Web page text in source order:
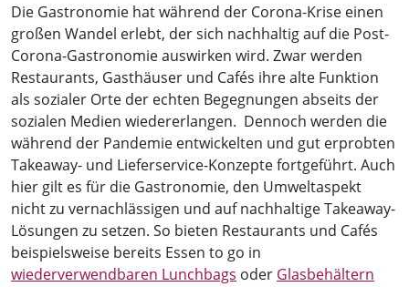
Die Gastronomie hat während der Corona-Krise einen
großen Wandel erlebt, der sich nachhaltig auf die Post-
Corona-Gastronomie auswirken wird. Zwar werden
Restaurants, Gasthäuser und Cafés ihre alte Funktion
als sozialer Orte der echten Begegnungen abseits der
sozialen Medien wiedererlangen. Dennoch werden die
während der Pandemie entwickelten und gut erprobten
Takeaway- und Lieferservice-Konzepte fortgeführt. Auch
hier gilt es für die Gastronomie, den Umweltaspekt
nicht zu vernachlässigen und auf nachhaltige Takeaway-
Lösungen zu setzen. So bieten Restaurants und Cafés
beispielsweise bereits Essen to go in
wiederverwendbaren Lunchbags oder Glasbehältern